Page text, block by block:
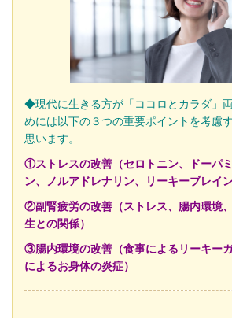
◆現代に生きる方が「ココロとカラダ」
めには以下の３つの重要ポイントを考慮
思います。
①ストレスの改善（セロトニン、ドーパ
ン、ノルアドレナリン、リーキーブレイ
②副腎疲労の改善（ストレス、腸内環境
生との関係）
③腸内環境の改善（食事によるリーキー
によるお身体の炎症）